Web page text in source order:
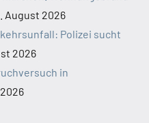
August 2026
Polizei sucht
2026
in